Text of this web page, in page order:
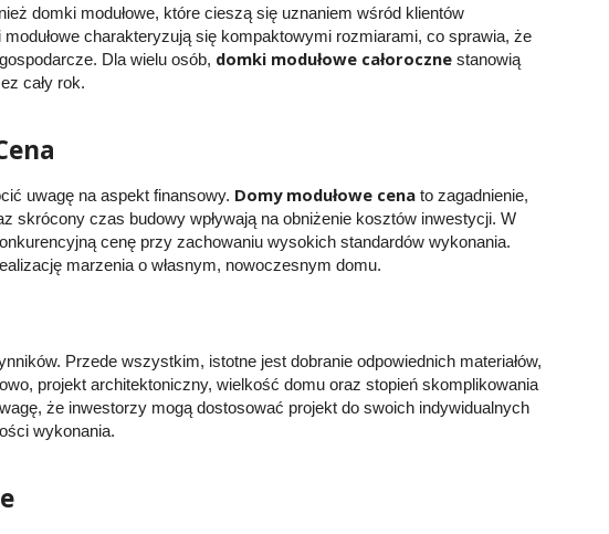
domki modułowe, które cieszą się uznaniem wśród klientów
charakteryzują się kompaktowymi rozmiarami, co sprawia, że
Dla wielu osób, domki modułowe całorocznestanowią
cały rok.
uwagę na aspekt finansowy. Domy modułowe cenato zagadnienie,
skrócony czas budowy wpływają na obniżenie kosztów inwestycji. W
cenę przy zachowaniu wysokich standardów wykonania.
marzenia o własnym, nowoczesnym domu.
Przede wszystkim, istotne jest dobranie odpowiednich materiałów,
projekt architektoniczny, wielkość domu oraz stopień skomplikowania
że inwestorzy mogą dostosować projekt do swoich indywidualnych
wykonania.